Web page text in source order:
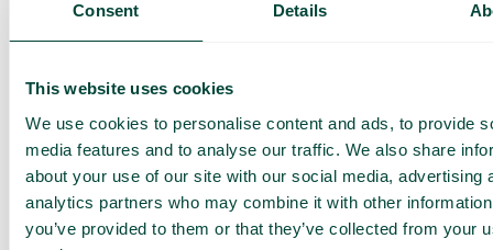
Consent Details
This website uses cookies
We use cookies to personalise content and ads, to provide
media features and to analyse our traffic. We also share
about your use of our site with our social media, advertising
analytics partners who may combine it with other
you’ve provided to them or that they’ve collected from your
Zone 6
Thailand